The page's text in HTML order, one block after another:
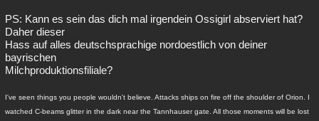
PS: Kann es sein das dich mal irgendein Ossigirl abserviert hat?
Daher dieser
Hass auf alles deutschsprachige nordoestlich von deiner
bayrischen
Milchproduktionsfiliale?
I've seen things you people wouldn't believe. Attacks ships on fire off the shoulder of Orion. I
watched C-beams glitter in the dark near the Tannhauser gate. All those moments will be lost